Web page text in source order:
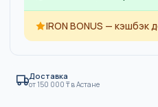
SN4/SN8
IRON BONUS — кэшбэк
Доставка
от150 000 ₸в Астане